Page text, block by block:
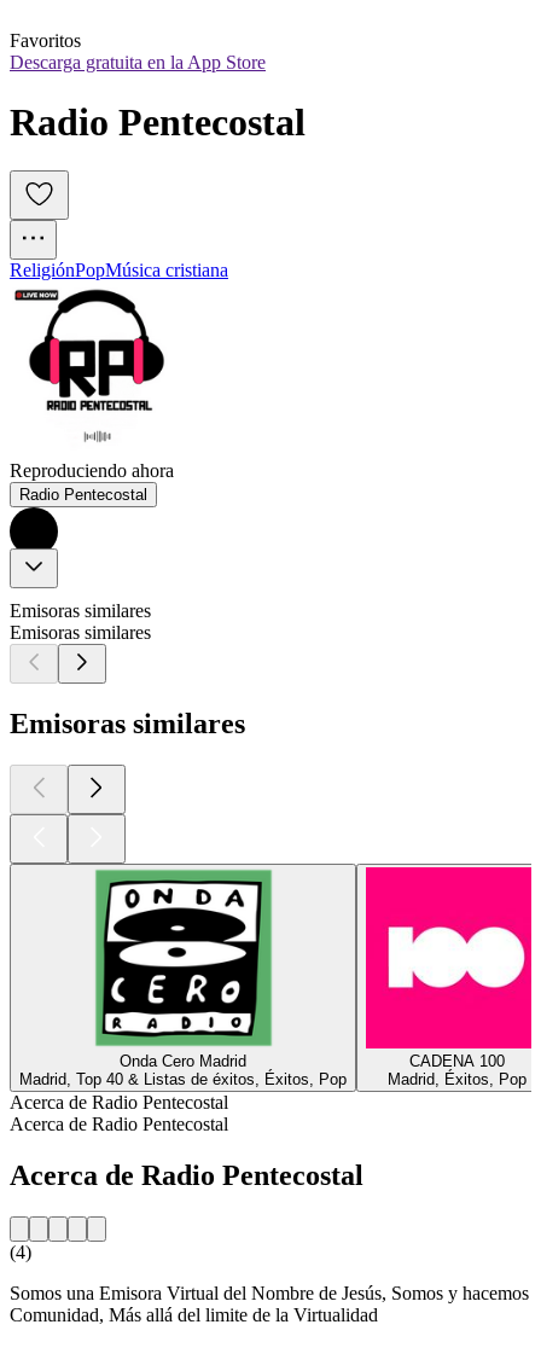
Favoritos
Descarga gratuita en la App Store
Radio Pentecostal
ReligiónPopMúsica cristiana
Reproduciendo ahora
Radio Pentecostal
Emisoras similares
Emisoras similares
Emisoras similares
Onda Cero Madrid
Madrid, Top 40 & Listas de éxitos, Éxitos, Pop
CADENA 100
Madrid, Éxitos, Pop
Acerca de Radio Pentecostal
Acerca de Radio Pentecostal
Acerca de Radio Pentecostal
(4)
Somos una Emisora Virtual del Nombre de Jesús, Somos y hacemos
Comunidad, Más allá del limite de la Virtualidad